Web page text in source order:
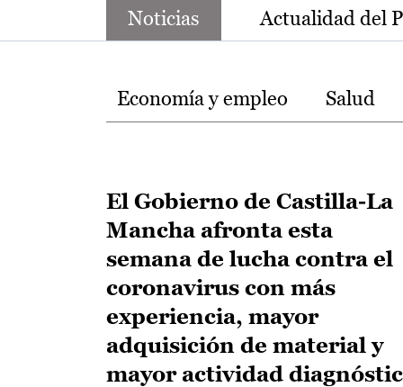
Noticias Actualidad del
Temas
Economía y empleo Salud
El Gobierno de Castilla-La
Mancha afronta esta
semana de lucha contra el
coronavirus con más
experiencia, mayor
adquisición de material y
mayor actividad